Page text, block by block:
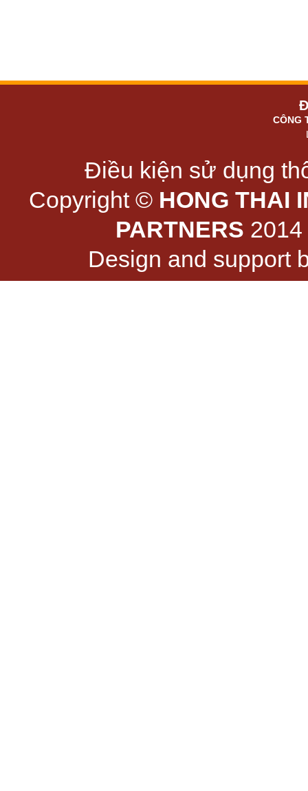
CÔNG
Điều kiện sử dụng
Copyright © HONG THAI
PARTNERS
Design and support